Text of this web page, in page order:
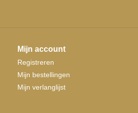
Mijn account
Registreren
Mijn bestellingen
Mijn verlanglijst